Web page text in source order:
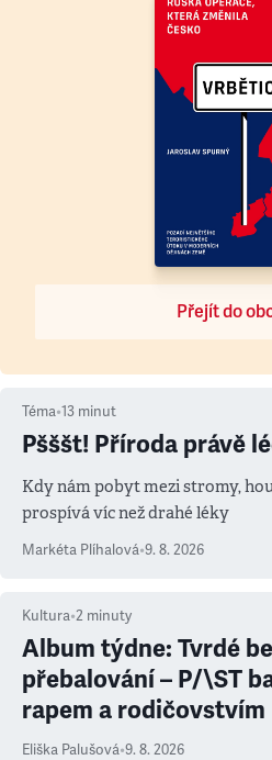
Přejít do
Téma•13 minut
Pšššt! Příroda právě
Kdy nám pobyt mezi stromy,
prospívá víc než drahé léky
Markéta Plíhalová•9. 8. 2026
Kultura•2 minuty
Album týdne: Tvrdé
přebalování – P/\ST
rapem a rodičovstvím
Eliška Palušová•9. 8. 2026